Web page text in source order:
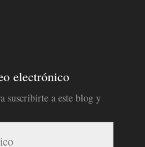
electrónico
suscribirte a este blog y